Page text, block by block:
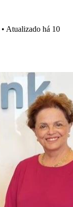
• Atualizado há 10